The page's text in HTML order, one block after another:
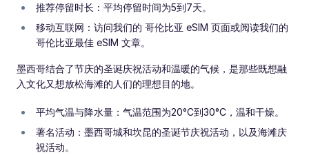
推荐停留时长：平均停留时间为5到7天。
移动互联网：访问我们的 哥伦比亚 eSIM 页面或阅读我们的
哥伦比亚最佳 eSIM 文章。
墨西哥结合了节庆的圣诞庆祝活动和温暖的气候，是那些既想融
入文化又想放松海滩的人们的理想目的地。
平均气温与降水量：气温范围为20°C到30°C，温和干燥。
著名活动：墨西哥城和坎昆的圣诞节庆祝活动，以及海滩庆
祝活动。